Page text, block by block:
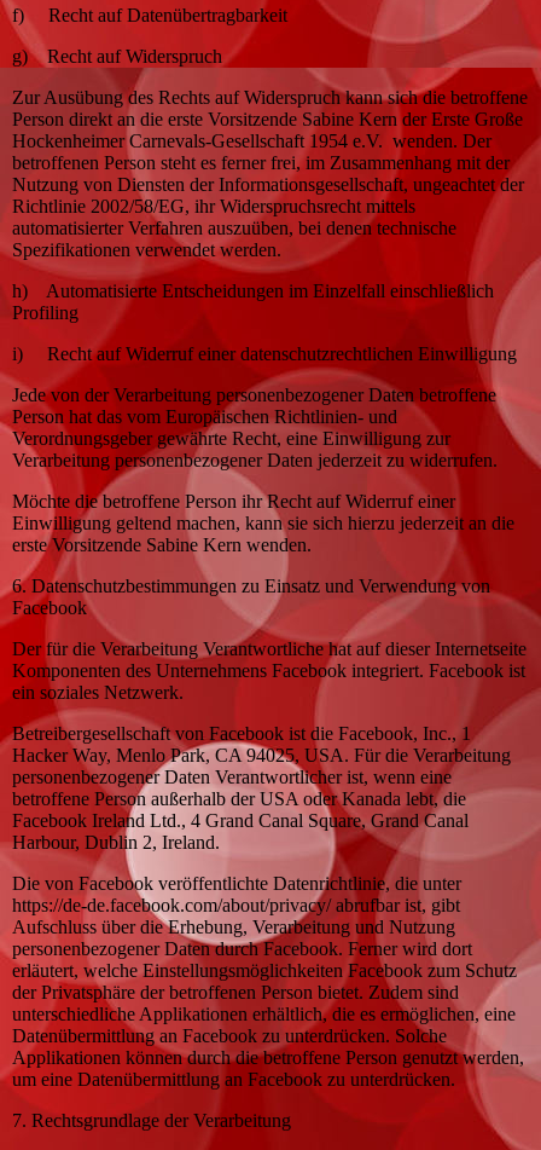
f) Recht auf Datenübertragbarkeit
g) Recht auf Widerspruch
Zur Ausübung des Rechts auf Widerspruch kann sich die betroffene
Person direkt an die erste Vorsitzende Sabine Kern der Erste Große
Hockenheimer Carnevals-Gesellschaft 1954 e.V. wenden. Der
betroffenen Person steht es ferner frei, im Zusammenhang mit der
Nutzung von Diensten der Informationsgesellschaft, ungeachtet der
Richtlinie 2002/58/EG, ihr Widerspruchsrecht mittels
automatisierter Verfahren auszuüben, bei denen technische
Spezifikationen verwendet werden.
h) Automatisierte Entscheidungen im Einzelfall einschließlich
Profiling
i) Recht auf Widerruf einer datenschutzrechtlichen Einwilligung
Jede von der Verarbeitung personenbezogener Daten betroffene
Person hat das vom Europäischen Richtlinien- und
Verordnungsgeber gewährte Recht, eine Einwilligung zur
Verarbeitung personenbezogener Daten jederzeit zu widerrufen.
Möchte die betroffene Person ihr Recht auf Widerruf einer
Einwilligung geltend machen, kann sie sich hierzu jederzeit an die
erste Vorsitzende Sabine Kern wenden.
6. Datenschutzbestimmungen zu Einsatz und Verwendung von
Facebook
Der für die Verarbeitung Verantwortliche hat auf dieser Internetseite
Komponenten des Unternehmens Facebook integriert. Facebook ist
ein soziales Netzwerk.
Betreibergesellschaft von Facebook ist die Facebook, Inc., 1
Hacker Way, Menlo Park, CA 94025, USA. Für die Verarbeitung
personenbezogener Daten Verantwortlicher ist, wenn eine
betroffene Person außerhalb der USA oder Kanada lebt, die
Facebook Ireland Ltd., 4 Grand Canal Square, Grand Canal
Harbour, Dublin 2, Ireland.
Die von Facebook veröffentlichte Datenrichtlinie, die unter
https://de-de.facebook.com/about/privacy/ abrufbar ist, gibt
Aufschluss über die Erhebung, Verarbeitung und Nutzung
personenbezogener Daten durch Facebook. Ferner wird dort
erläutert, welche Einstellungsmöglichkeiten Facebook zum Schutz
der Privatsphäre der betroffenen Person bietet. Zudem sind
unterschiedliche Applikationen erhältlich, die es ermöglichen, eine
Datenübermittlung an Facebook zu unterdrücken. Solche
Applikationen können durch die betroffene Person genutzt werden,
um eine Datenübermittlung an Facebook zu unterdrücken.
7. Rechtsgrundlage der Verarbeitung